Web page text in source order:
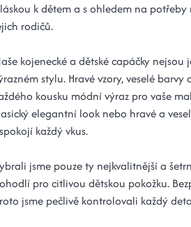
k dětem a s ohledem na
rodičů.
kojenecké a dětské capáčky
stylu. Hravé vzory, veselé
kousku módní výraz pro vaše
elegantní look nebo hravé a
každý vkus.
jsme pouze ty nejkvalitnější a
pro citlivou dětskou pokožku.
jsme pečlivě kontrolovali každý